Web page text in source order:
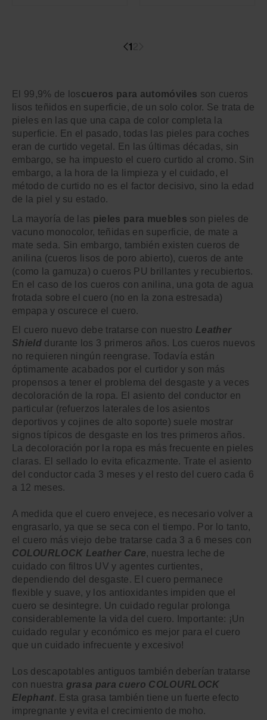
1
El 99,9% de loscueros para automóviles son cueros
lisos teñidos en superficie, de un solo color. Se trata de
pieles en las que una capa de color completa la
superficie. En el pasado, todas las pieles para coches
eran de curtido vegetal. En las últimas décadas, sin
embargo, se ha impuesto el cuero curtido al cromo. Sin
embargo, a la hora de la limpieza y el cuidado, el
método de curtido no es el factor decisivo, sino la edad
de la piel y su estado.
La mayoría de las pieles para muebles son pieles de
vacuno monocolor, teñidas en superficie, de mate a
mate seda. Sin embargo, también existen cueros de
anilina (cueros lisos de poro abierto), cueros de ante
(como la gamuza) o cueros PU brillantes y recubiertos.
En el caso de los cueros con anilina, una gota de agua
frotada sobre el cuero (no en la zona estresada)
empapa y oscurece el cuero.
El cuero nuevo debe tratarse con nuestro Leather
Shielddurante los 3 primeros años. Los cueros nuevos
no requieren ningún reengrase. Todavía están
óptimamente acabados por el curtidor y son más
propensos a tener el problema del desgaste y a veces
decoloración de la ropa. El asiento del conductor en
particular (refuerzos laterales de los asientos
deportivos y cojines de alto soporte) suele mostrar
signos típicos de desgaste en los tres primeros años.
La decoloración por la ropa es más frecuente en pieles
claras. El sellado lo evita eficazmente. Trate el asiento
del conductor cada 3 meses y el resto del cuero cada 6
a 12 meses.
A medida que el cuero envejece, es necesario volver a
engrasarlo, ya que se seca con el tiempo. Por lo tanto,
el cuero más viejo debe tratarse cada 3 a 6 meses con
COLOURLOCK Leather Care, nuestra leche de
cuidado con filtros UV y agentes curtientes,
dependiendo del desgaste. El cuero permanece
flexible y suave, y los antioxidantes impiden que el
cuero se desintegre. Un cuidado regular prolonga
considerablemente la vida del cuero. Importante: ¡Un
cuidado regular y económico es mejor para el cuero
que un cuidado infrecuente y excesivo!
Los descapotables antiguos también deberían tratarse
con nuestra grasa para cuero COLOURLOCK
Elephant. Esta grasa también tiene un fuerte efecto
impregnante y evita el crecimiento de moho.